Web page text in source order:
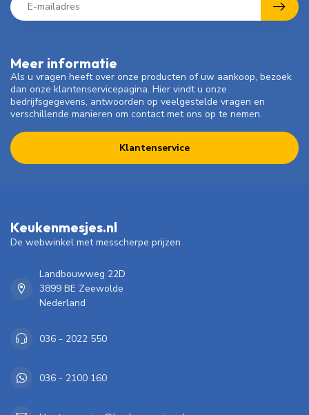
Meer informatie
Als u vragen heeft over onze producten of uw aankoop, bezoek
dan onze klantenservicepagina. Hier vindt u onze
bedrijfsgegevens, antwoorden op veelgestelde vragen en
verschillende manieren om contact met ons op te nemen.
Klantenservice
Keukenmesjes.nl
De webwinkel met messcherpe prijzen
Landbouwweg 22D
3899 BE Zeewolde
Nederland
036 - 2022 550
036 - 2100 160